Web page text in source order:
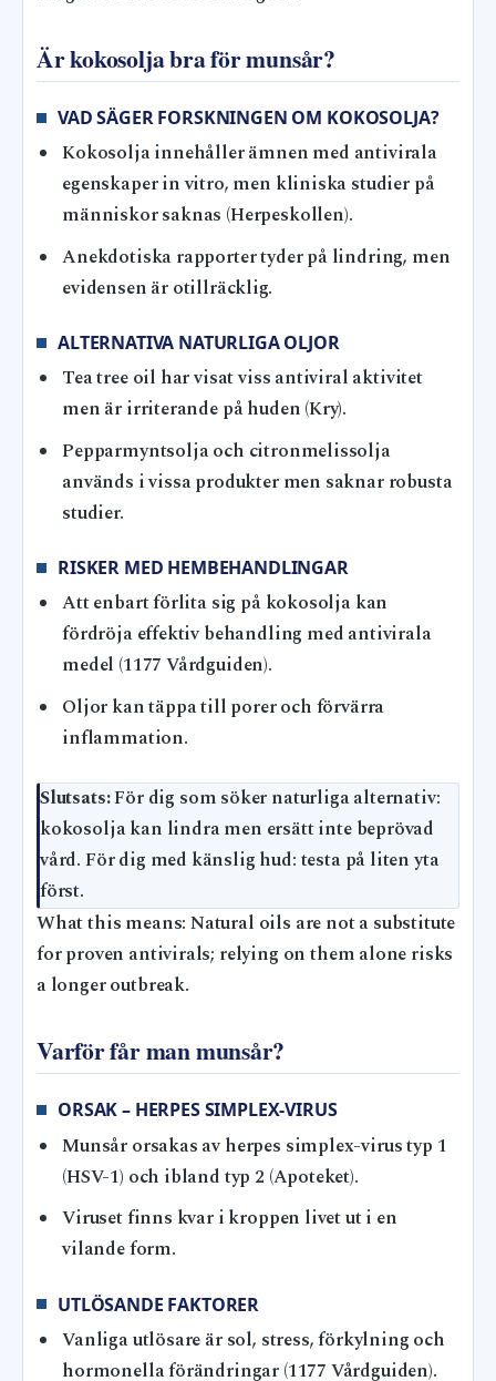
Är kokosolja bra för munsår?
VAD SÄGER FORSKNINGEN OM KOKOSOLJA?
Kokosolja innehåller ämnen med antivirala
egenskaper in vitro, men kliniska studier på
människor saknas (Herpeskollen).
Anekdotiska rapporter tyder på lindring, men
evidensen är otillräcklig.
ALTERNATIVA NATURLIGA OLJOR
Tea tree oil har visat viss antiviral aktivitet
men är irriterande på huden (Kry).
Pepparmyntsolja och citronmelissolja
används i vissa produkter men saknar robusta
studier.
RISKER MED HEMBEHANDLINGAR
Att enbart förlita sig på kokosolja kan
fördröja effektiv behandling med antivirala
medel (1177 Vårdguiden).
Oljor kan täppa till porer och förvärra
inflammation.
Slutsats:För dig som söker naturliga alternativ:
kokosolja kan lindra men ersätt inte beprövad
vård. För dig med känslig hud: testa på liten yta
först.
What this means: Natural oils are not a substitute
for proven antivirals; relying on them alone risks
a longer outbreak.
Varför får man munsår?
ORSAK – HERPES SIMPLEX-VIRUS
Munsår orsakas av herpes simplex-virus typ 1
(HSV-1) och ibland typ 2 (Apoteket).
Viruset finns kvar i kroppen livet ut i en
vilande form.
UTLÖSANDE FAKTORER
Vanliga utlösare är sol, stress, förkylning och
hormonella förändringar (1177 Vårdguiden).